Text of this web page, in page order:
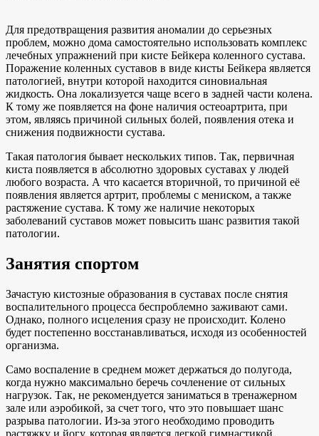
Для предотвращения развития аномалии до серьезных
проблем, можно дома самостоятельно использовать комплекс
лечебных упражнений при кисте Бейкера коленного сустава.
Поражение коленных суставов в виде кисты Бейкера является
патологией, внутри которой находится синовиальная
жидкость. Она локализуется чаще всего в задней части колена.
К тому же появляется на фоне наличия остеоартрита, при
этом, являясь причиной сильных болей, появления отека и
снижения подвижности сустава.
Такая патология бывает нескольких типов. Так, первичная
киста появляется в абсолютно здоровых суставах у людей
любого возраста. А что касается вторичной, то причиной её
появления является артрит, проблемы с мениском, а также
растяжение сустава. К тому же наличие некоторых
заболеваний суставов может повысить шанс развития такой
патологии.
Занятия спортом
Зачастую кистозные образования в суставах после снятия
воспалительного процесса беспроблемно заживают сами.
Однако, полного исцеления сразу не происходит. Колено
будет постепенно восстанавливаться, исходя из особенностей
организма.
Само воспаление в среднем может держаться до полугода,
когда нужно максимально беречь сочленение от сильных
нагрузок. Так, не рекомендуется заниматься в тренажерном
зале или аэробикой, за счет того, что это повышает шанс
разрыва патологии. Из-за этого необходимо проводить
растяжку и йогу, которая является легкой гимнастикой,